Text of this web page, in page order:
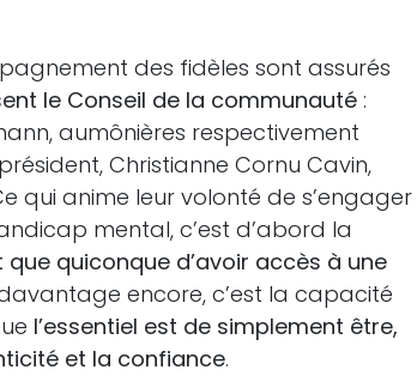
des fidèles sont assurés
le Conseil de la communauté:
aumônières respectivement
Christianne Cornu Cavin,
qui anime leur volonté de s’engager
mental, c’est d’abord la
quiconque d’avoir accès à une
encore, c’est la capacité
l’essentiel est de simplement être,
et la confiance.